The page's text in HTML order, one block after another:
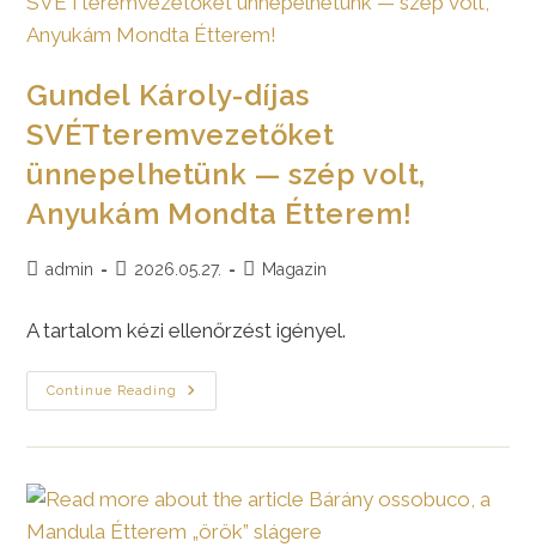
Gundel Károly-díjas
SVÉTteremvezetőket
ünnepelhetünk — szép volt,
Anyukám Mondta Étterem!
Postadmin
Post2026.05.27.
PostMagazin
A tartalom kézi ellenőrzést igényel.
Continue Reading
Gundel
Károly-
Szép
Volt,
Anyukám
Mondta